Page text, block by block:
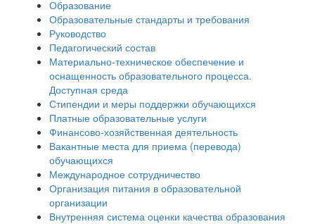
Образование
Образовательные стандарты и требования
Руководство
Педагогический состав
Материально-техническое обеспечение и
оснащенность образовательного процесса.
Доступная среда
Стипендии и меры поддержки обучающихся
Платные образовательные услуги
Финансово-хозяйственная деятельность
Вакантные места для приема (перевода)
обучающихся
Международное сотрудничество
Организация питания в образовательной
организации
Внутренняя система оценки качества образования